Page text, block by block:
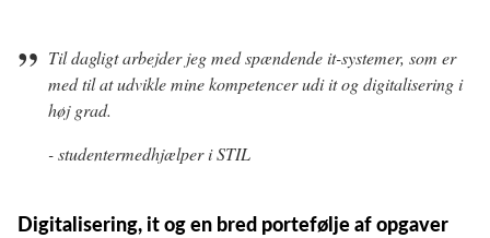
Til dagligt arbejder jeg med spændende it-systemer, som er
med til at udvikle mine kompetencer udi it og digitalisering i
høj grad.
- studentermedhjælper i STIL
Digitalisering, it og en bred portefølje af opgaver